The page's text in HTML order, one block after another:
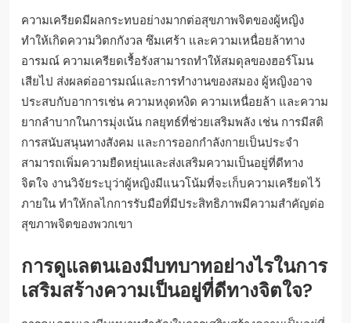
ความเครียดมีผลกระทบอย่างมากต่อสุขภาพจิตของผู้หญิง
ทำให้เกิดความวิตกกังวล ซึมเศร้า และความเหนื่อยล้าทาง
อารมณ์ ความเครียดเรื้อรังสามารถทำให้สมดุลของฮอร์โมน
เสียไป ส่งผลต่ออารมณ์และการทำงานของสมอง ผู้หญิงอาจ
ประสบกับอาการเช่น ความหงุดหงิด ความเหนื่อยล้า และความ
ยากลำบากในการมุ่งเน้น กลยุทธ์ที่ช่วยเสริมพลัง เช่น การมีสติ
การสนับสนุนทางสังคม และการออกกำลังกายเป็นประจำ
สามารถเพิ่มความยืดหยุ่นและส่งเสริมความเป็นอยู่ที่ดีทาง
จิตใจ งานวิจัยระบุว่าผู้หญิงมีแนวโน้มที่จะเก็บความเครียดไว้
ภายใน ทำให้กลไกการรับมือที่มีประสิทธิภาพมีความสำคัญต่อ
สุขภาพจิตของพวกเขา
การดูแลตนเองมีบทบาทอย่างไรในการ
เสริมสร้างความเป็นอยู่ที่ดีทางจิตใจ?